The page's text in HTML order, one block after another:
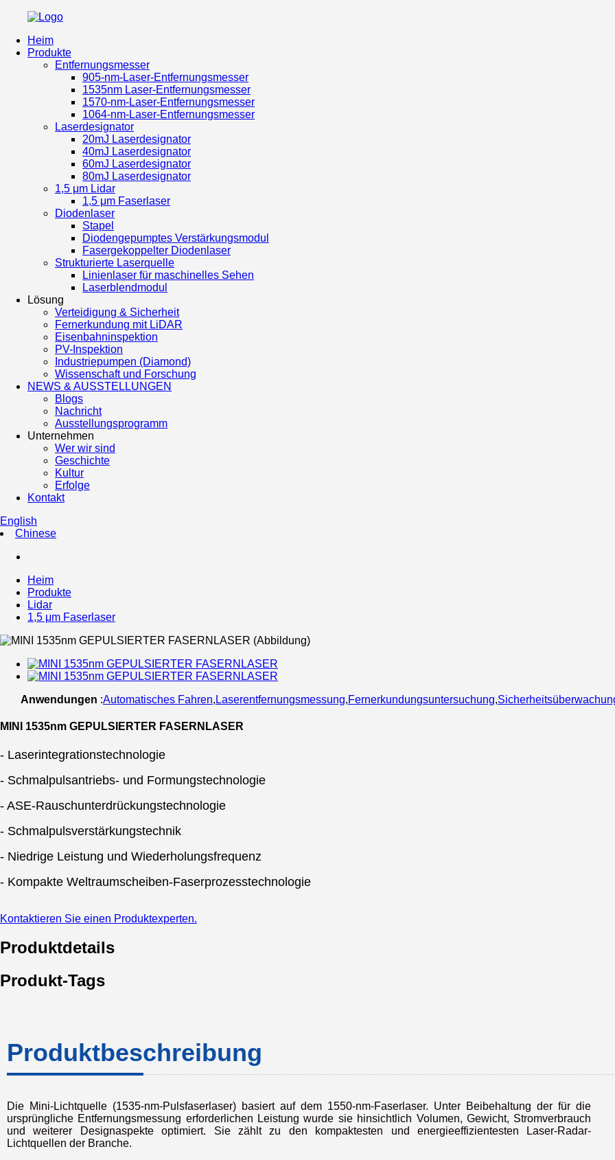
Heim
Produkte
Entfernungsmesser
905-nm-Laser-Entfernungsmesser
1535nm Laser-Entfernungsmesser
1570-nm-Laser-Entfernungsmesser
1064-nm-Laser-Entfernungsmesser
Laserdesignator
20mJ Laserdesignator
40mJ Laserdesignator
60mJ Laserdesignator
80mJ Laserdesignator
1,5 μm Lidar
1,5 μm Faserlaser
Diodenlaser
Stapel
Diodengepumptes Verstärkungsmodul
Fasergekoppelter Diodenlaser
Strukturierte Laserquelle
Linienlaser für maschinelles Sehen
Laserblendmodul
Lösung
Verteidigung & Sicherheit
Fernerkundung mit LiDAR
Eisenbahninspektion
PV-Inspektion
Industriepumpen (Diamond)
Wissenschaft und Forschung
NEWS & AUSSTELLUNGEN
Blogs
Nachricht
Ausstellungsprogramm
Unternehmen
Wer wir sind
Geschichte
Kultur
Erfolge
Kontakt
English
Chinese
Heim
Produkte
Lidar
1,5 μm Faserlaser
Anwendungen :Automatisches Fahren, Laserentfernungsmessung,Fernerkundungsuntersuchung,
MINI 1535nm GEPULSIERTER FASERNLASER
- Laserintegrationstechnologie
- Schmalpulsantriebs- und Formungstechnologie
- ASE-Rauschunterdrückungstechnologie
- Schmalpulsverstärkungstechnik
- Niedrige Leistung und Wiederholungsfrequenz
- Kompakte Weltraumscheiben-Faserprozesstechnologie
Kontaktieren Sie einen Produktexperten.
Produktdetails
Produkt-Tags
Produktbeschreibung
Die Mini-Lichtquelle (1535-nm-Pulsfaserlaser) basiert auf dem 1550-nm-Faserlaser. Unter Beibehaltung der für die
ursprüngliche Entfernungsmessung erforderlichen Leistung wurde sie hinsichtlich Volumen, Gewicht, Stromverbrauch
und weiterer Designaspekte optimiert. Sie zählt zu den kompaktesten und energieeffizientesten Laser-Radar-
Lichtquellen der Branche.